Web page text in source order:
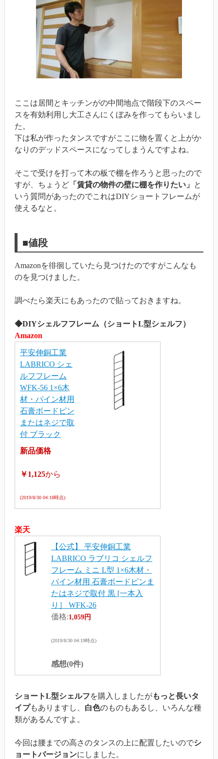
ここは居間とキッチンがの中間地点で階段下のスペー
スを有効利用し大工さんにくぼみを作ってもらいまし
た。
下は私が作ったタンスですがここに物を置くと上がか
なりのデッドスペースになってしまうんですよね。
そこで受けを打って木の板で棚を作ろうと思ったので
すが、ちょうど「賃貸の物件の壁に棚を作りたい」
と
いう質問があったのでこれはDIYショートフレームが
使えるなと。
■値段
Amazonを徘徊していたら見つけたのですがこんなも
のを見つけました。
調べたら楽天にもあったので貼っておきますね。
◆DIYシェルフフレーム（ショートL型シェルフ）
Amazon
平安伸銅工業
LABRICO シェ
ルフフレーム
WFK-56 1×6木
材・パイン材用
石膏ボードピン
またはネジで取
付 ブラック
新品価格
￥1,125から
(2019/8/30 04:18時点)
楽天
【公式】 平安伸銅工業
LABRICO ラブリコ シェルフ
フレーム ミニ L型 1×6木材・
パイン材用 石膏ボードピンま
たはネジで取付 黒 [一本入
り］ WFK-26
価格:1,059円
(2019/8/30 04:19時点)
感想(0件)
ショートL型シェルフを購入しましたがもっと長いタ
イプもありますし、 白色のものもあるし、いろんな種
類があるんですよ。
今回は腰までの高さのタンスの上に配置したいのでシ
ョートバージョンにしました。